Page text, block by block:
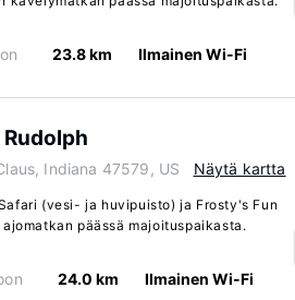
23.8 km Ilmainen Wi-Fi
Indiana 47579, US Näytä kartta
(vesi- ja huvipuisto) ja Frosty's Fun
päässä majoituspaikasta.
24.0 km Ilmainen Wi-Fi